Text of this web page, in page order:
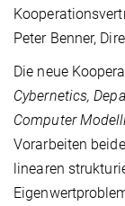
Peter Benner,
Die neue
Cybernetics,
Computer
Vorarbeiten
linearen